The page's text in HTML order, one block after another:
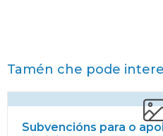
Tamén che pode
Subvencións para o